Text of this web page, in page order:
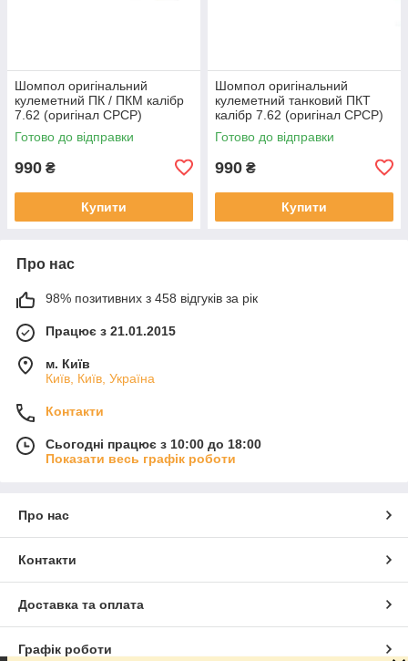
Шомпол оригінальний
кулеметний ПК / ПКМ калібр
7.62 (оригінал СРСР)
Готово до відправки
990 ₴
Купити
Шомпол оригінальний
кулеметний танковий ПКТ
калібр 7.62 (оригінал СРСР)
Готово до відправки
990 ₴
Купити
Про нас
98% позитивних з 458 відгуків за рік
Працює з 21.01.2015
м. Київ
Київ, Київ, Україна
Контакти
Сьогодні працює з 10:00 до 18:00
Показати весь графік роботи
Про нас
Контакти
Доставка та оплата
Графік роботи